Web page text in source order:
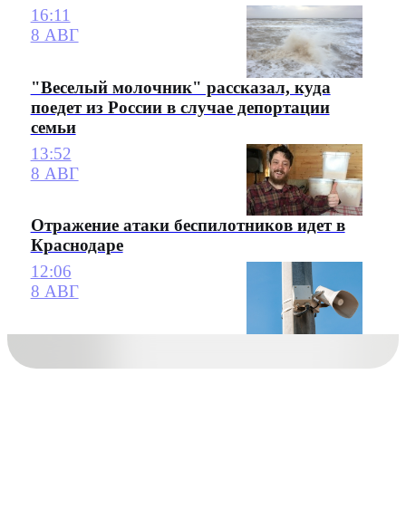
16:11
8 АВГ
"Веселый молочник" рассказал, куда
поедет из России в случае депортации
семьи
13:52
8 АВГ
Отражение атаки беспилотников идет в
Краснодаре
12:06
8 АВГ